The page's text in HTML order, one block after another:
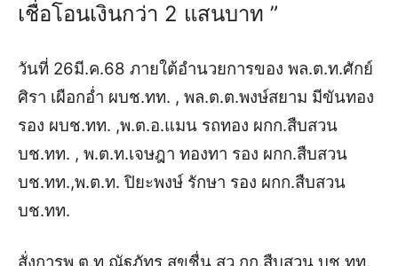
เชื่อโอนเงินกว่า 2 แสนบาท ”
วันที่ 26มี.ค.68 ภายใต้อำนวยการของ พล.ต.ท.ศักย์
ศิรา เผือกอ่ำ ผบช.ทท. , พล.ต.ต.พงษ์สยาม มีขันทอง
รอง ผบช.ทท. ,พ.ต.อ.แมน รถทอง ผกก.สืบสวน
บช.ทท. , พ.ต.ท.เจษฎา ทองทา รอง ผกก.สืบสวน
บช.ทท.,พ.ต.ท. ปิยะพงษ์ รักษา รอง ผกก.สืบสวน
บช.ทท.